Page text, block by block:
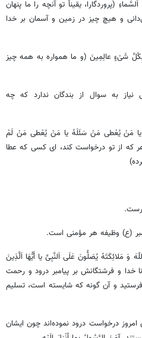
(پروردگارا، یقیناً تو آنچه را ما پنهان
و هیچ چیز در زمین و آسمان بر خدا
وَ کُنّا بِکُلِّ شَیْءٍ عالِمِینَ (و ما همواره به همه چیز
به سوال از بندگان ندارد که چه
مَنْ یُعْطی مَنْ سَئَلَهُ یا مَنْ یُعْطی مَنْ لَمْ
که از تو درخواست کند، ای کسی که عطا
(ع) وظیفه هر مؤمنی است.
إِنَّ اَللّهَ وَ مَلائِکَتَهُ یُصَلُّونَ عَلَی اَلنَّبِیِّ یا أَیُّهَا اَلَّذِینَ
خدا و فرشتگانش بر پیامبر درود و رحمت
و آن گونه که شایسته است، تسلیم
امروز درخواست درود نموده‌اند چون ایشان